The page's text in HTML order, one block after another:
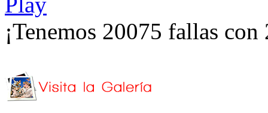
¡Tenemos 20075 fallas